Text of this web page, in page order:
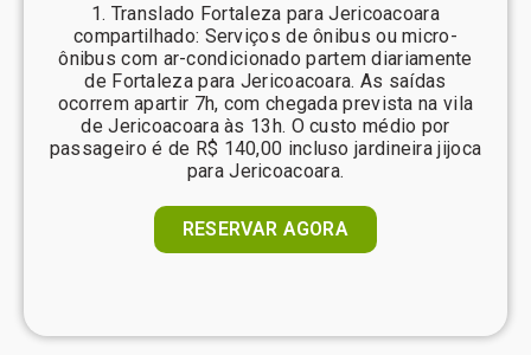
1. Translado Fortaleza para Jericoacoara
compartilhado: Serviços de ônibus ou micro-
ônibus com ar-condicionado partem diariamente
de Fortaleza para Jericoacoara. As saídas
ocorrem apartir 7h, com chegada prevista na vila
de Jericoacoara às 13h. O custo médio por
passageiro é de R$ 140,00 incluso jardineira jijoca
para Jericoacoara.
RESERVAR AGORA